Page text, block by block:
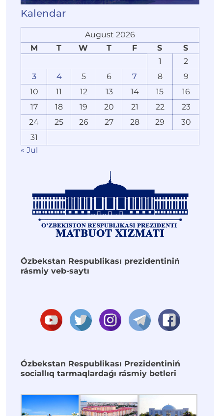
Kalendar
August 2026
M
T W T F S
S
1
2
3
4 5 6 7 8
9
10
11 12 13 14 15
16
17
18 19 20 21 22
23
24
25 26 27 28 29
30
31
« Jul
Ózbekstan Respublikası prezidentiniń
rásmiy veb-saytı
Ózbekstan Respublikası Prezidentiniń
sociallıq tarmaqlardaǵı rásmiy betleri